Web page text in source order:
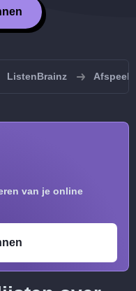
ListenBrainz
van je online